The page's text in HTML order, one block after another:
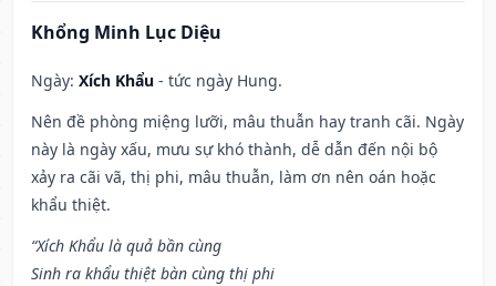
Khổng Minh Lục Diệu
Ngày: Xích Khẩu - tức ngày Hung.
Nên đề phòng miệng lưỡi, mâu thuẫn hay tranh cãi. Ngày
này là ngày xấu, mưu sự khó thành, dễ dẫn đến nội bộ
xảy ra cãi vã, thị phi, mâu thuẫn, làm ơn nên oán hoặc
khẩu thiệt.
“Xích Khẩu là quả bần cùng
Sinh ra khẩu thiệt bàn cùng thị phi